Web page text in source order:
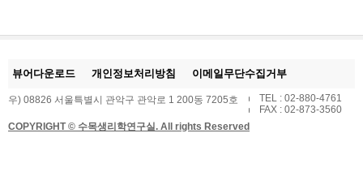
뷰어다운로드 개인정보처리방침 이메일무단수집거부
우) 08826 서울특별시 관악구 관악로 1 200동 7205호
TEL : 02-880-4761
FAX : 02-873-3560
COPYRIGHT © 수목생리학연구실. All rights Reserved